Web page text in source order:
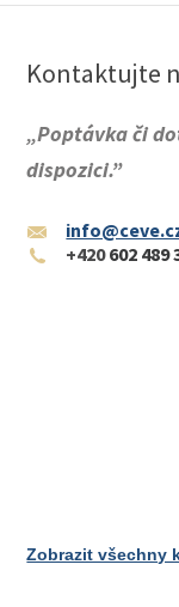
Kontaktujte
„Poptávka či
dispozici.”
+420602 489
Zobrazit všechny